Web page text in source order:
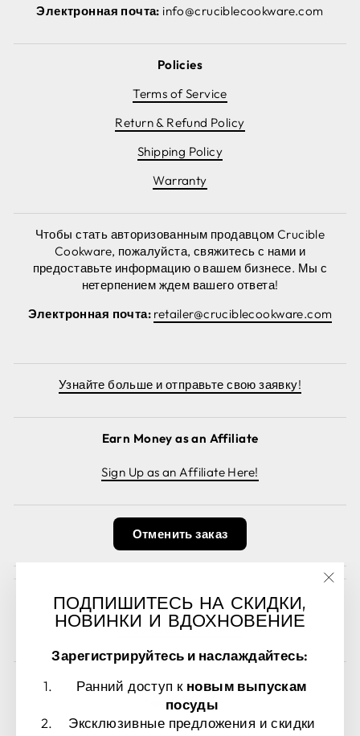
Электронная почта: info@cruciblecookware.com
Policies
Terms of Service
Return & Refund Policy
Shipping Policy
Warranty
Чтобы стать авторизованным продавцом Crucible
Cookware, пожалуйста, свяжитесь с нами и
предоставьте информацию о вашем бизнесе. Мы с
нетерпением ждем вашего ответа!
Электронная почта: retailer@cruciblecookware.com
Узнайте больше и отправьте свою заявку!
Earn Money as an Affiliate
Sign Up as an Affiliate Here!
Отменить заказ
Guest Posts
Read guest posts here.
ПОДПИШИТЕСЬ НА СКИДКИ,
НОВИНКИ И ВДОХНОВЕНИЕ
Зарегистрируйтесь и наслаждайтесь:
Ранний доступ к новым выпускам
посуды
Эксклюзивные предложения и скидки